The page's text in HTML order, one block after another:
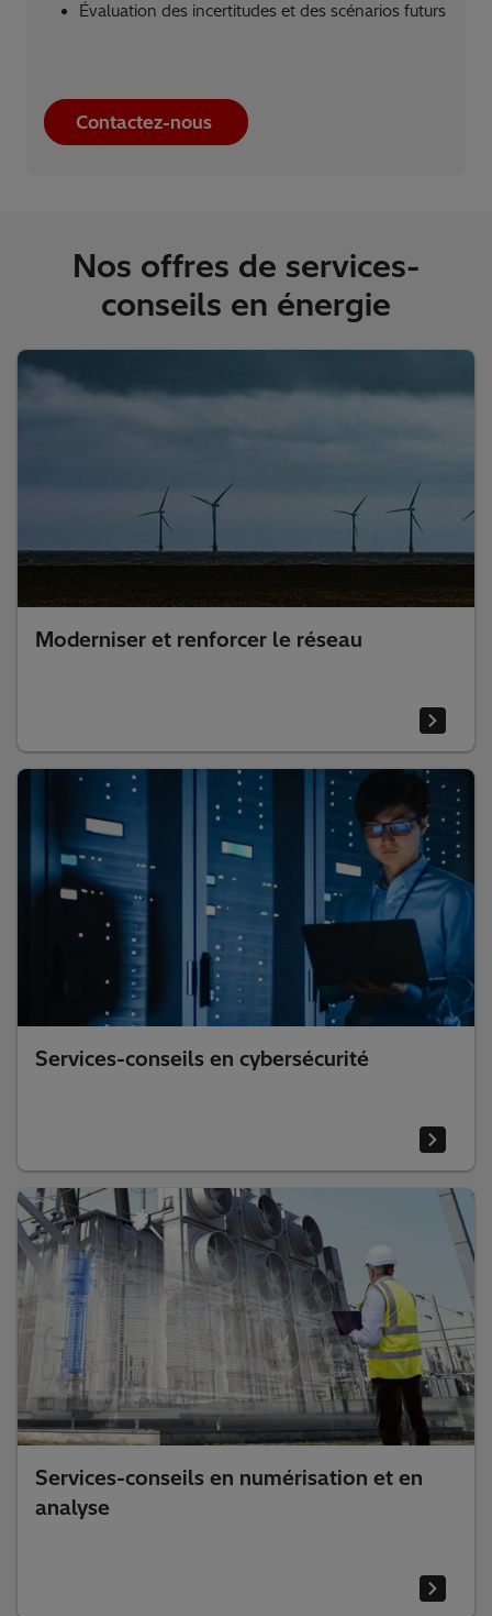
Évaluation des incertitudes et des scénarios futurs
Contactez-nous
Nos offres de services-
conseils en énergie
Moderniser et renforcer le réseau
Services-conseils en cybersécurité
Services-conseils en numérisation et en
analyse